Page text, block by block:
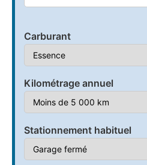
Carburant
Kilométrage annuel
Stationnement habituel